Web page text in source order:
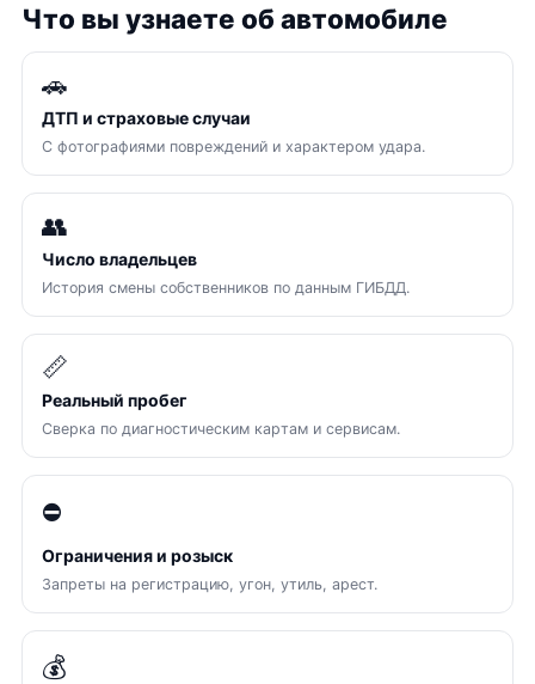
Что вы узнаете об автомобиле
🚗
ДТП и страховые случаи
С фотографиями повреждений и характером удара.
👥
Число владельцев
История смены собственников по данным ГИБДД.
📏
Реальный пробег
Сверка по диагностическим картам и сервисам.
⛔
Ограничения и розыск
Запреты на регистрацию, угон, утиль, арест.
💰